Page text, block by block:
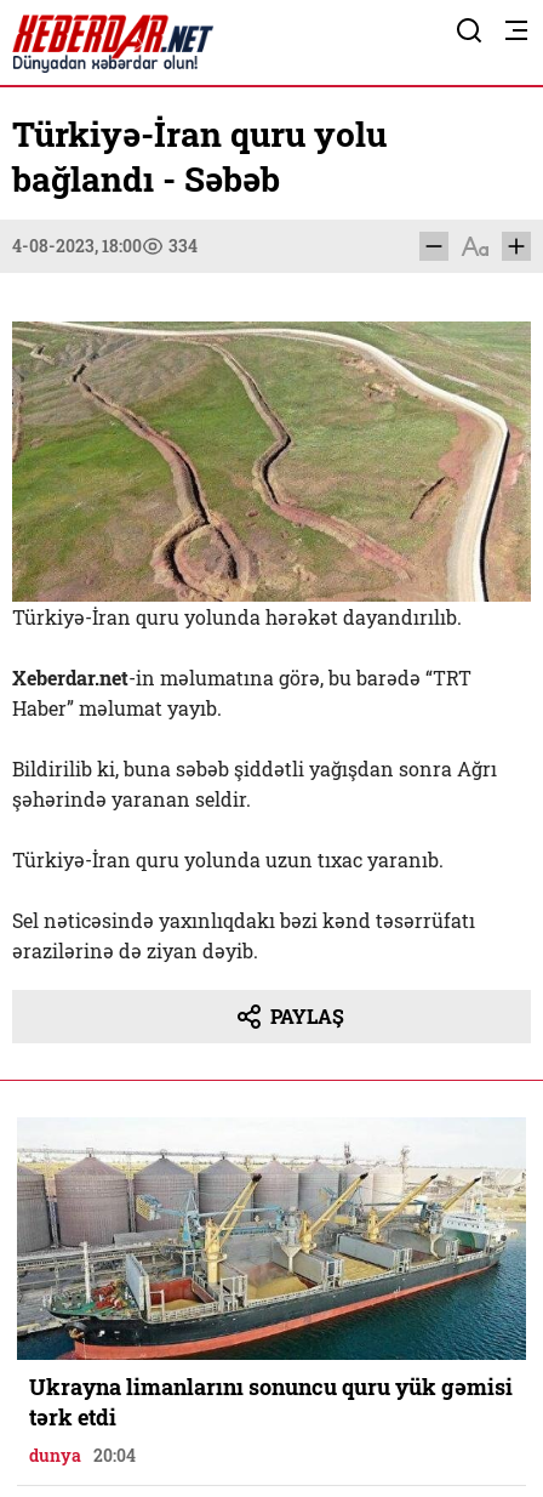
Türkiyə-İran quru yolu
bağlandı - Səbəb
4-08-2023, 18:00 334
Türkiyə-İran quru yolunda hərəkət dayandırılıb.
Xeberdar.net-in məlumatına görə, bu barədə “TRT
Haber” məlumat yayıb.
Bildirilib ki, buna səbəb şiddətli yağışdan sonra Ağrı
şəhərində yaranan seldir.
Türkiyə-İran quru yolunda uzun tıxac yaranıb.
Sel nəticəsində yaxınlıqdakı bəzi kənd təsərrüfatı
ərazilərinə də ziyan dəyib.
PAYLAŞ
Ukrayna limanlarını sonuncu quru yük gəmisi
tərk etdi
dunya 20:04